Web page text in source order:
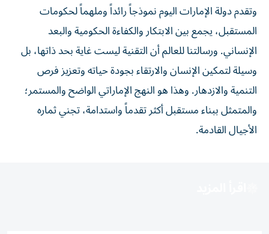
وتقدم دولة الإمارات اليوم نموذجاً رائداً وملهماً لحكومات
المستقبل، يجمع بين الابتكار والكفاءة الحكومية والبعد
الإنساني. ورسالتنا للعالم أن التقنية ليست غاية بحد ذاتها، بل
وسيلة لتمكين الإنسان والارتقاء بجودة حياته وتعزيز فرص
التنمية والازدهار. وهذا هو النهج الإماراتي الواضح والمستمر؛
والمتمثل ببناء مستقبل أكثر تقدماً واستدامة، تجني ثماره
الأجيال القادمة.